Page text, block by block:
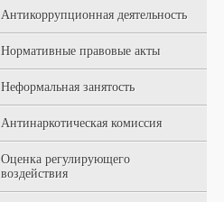
Антикоррупционная деятельность
Нормативные правовые акты
Неформальная занятость
Антинаркотическая комиссия
Оценка регулирующего
воздействия